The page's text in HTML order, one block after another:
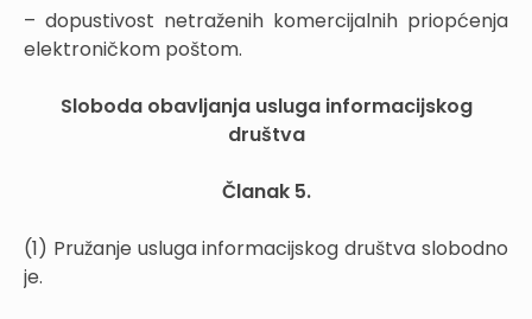
– dopustivost netraženih komercijalnih priopćenja
elektroničkom poštom.
Sloboda obavljanja usluga informacijskog
društva
Članak 5.
(1) Pružanje usluga informacijskog društva slobodno
je.